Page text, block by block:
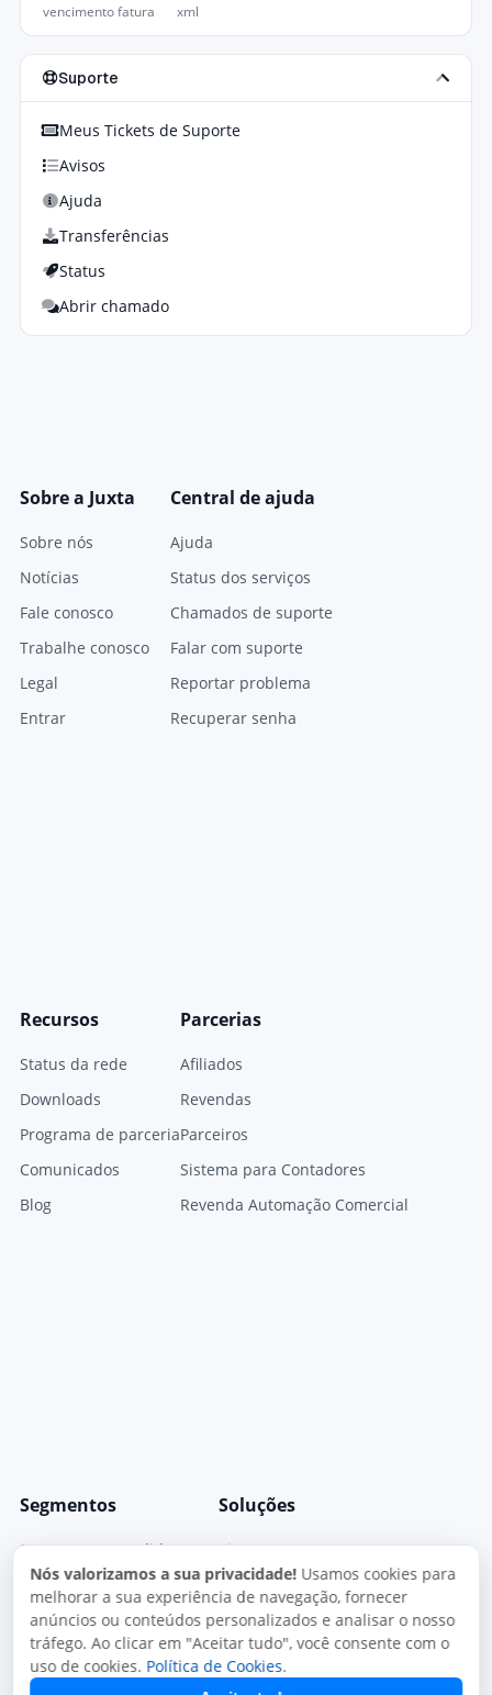
vencimento fatura
xml
Suporte
Meus Tickets de Suporte
Avisos
Ajuda
Transferências
Status
Abrir chamado
Sobre a Juxta
Sobre nós
Notícias
Fale conosco
Trabalhe conosco
Legal
Entrar
Central de ajuda
Ajuda
Status dos serviços
Chamados de suporte
Falar com suporte
Reportar problema
Recuperar senha
Recursos
Status da rede
Downloads
Programa de parceria
Comunicados
Blog
Parcerias
Afiliados
Revendas
Parceiros
Sistema para Contadores
Revenda Automação Comercial
Segmentos
Segmentos Atendidos
Sistema Para Pizzarias
Sistema para Restaurantes
Sistema para Delivery
Sistema para Lachonetes
Soluções
Sistema JuxtaPOS
JuxtaPOS V3
Sistema JuxtaPED
Sistema Mono Delivery
Gestor Fiscal
Nós valorizamos a sua privacidade! Usamos cookies para
melhorar a sua experiência de navegação, fornecer
anúncios ou conteúdos personalizados e analisar o nosso
tráfego. Ao clicar em "Aceitar tudo", você consente com o
uso de cookies. Política de Cookies.